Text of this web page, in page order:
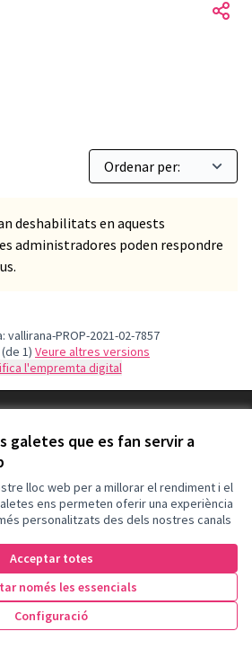
galetes que es fan servir a
lloc web per a millorar el rendiment i el
ens permeten oferir una experiència
personalitzats des dels nostres canals
Acceptar totes
només les essencials
Configuració
deshabilitats en aquests
administradores poden respondre
vallirana-PROP-2021-02-7857
(de 1)
veure altres versions
l'empremta digital
(Enllaç extern)
.